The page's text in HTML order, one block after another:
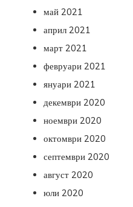
май 2021
април 2021
март 2021
февруари 2021
януари 2021
декември 2020
ноември 2020
октомври 2020
септември 2020
август 2020
юли 2020